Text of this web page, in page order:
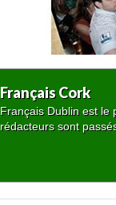
Français Cork
Français Dublin est le
rédacteurs sont